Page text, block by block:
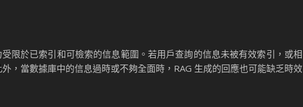
限於已索引和可檢索的信息範圍。若用戶查詢的信息未被有效索引，或相
，當數據庫中的信息過時或不夠全面時，RAG 生成的回應也可能缺乏時效